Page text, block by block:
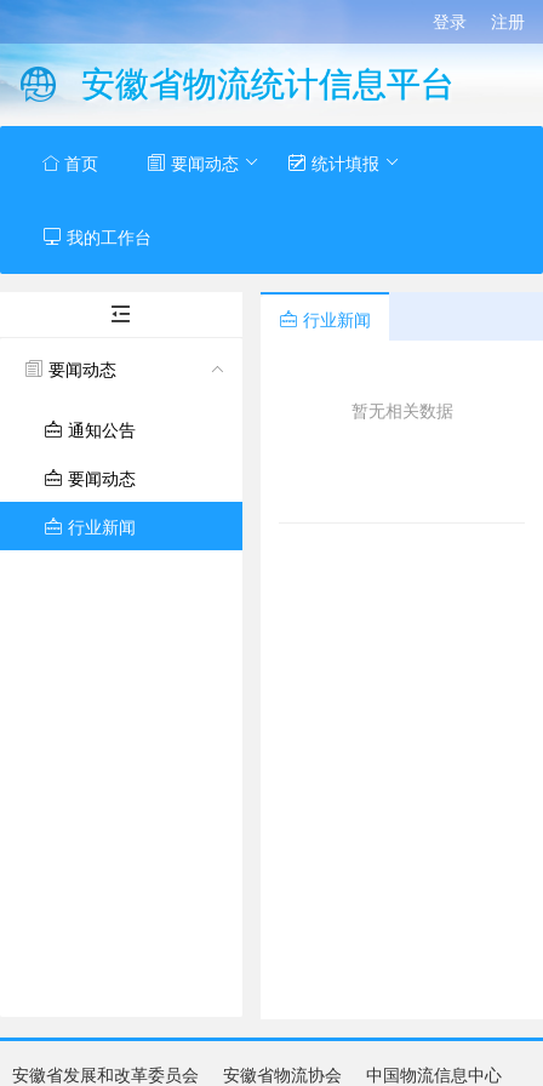
登录 注册
安徽省物流统计信息平台
首页 要闻动态 统计填报
我的工作台
要闻动态
通知公告
要闻动态
行业新闻
行业新闻
暂无相关数据
安徽省发展和改革委员会 安徽省物流协会 中国物流信息中心